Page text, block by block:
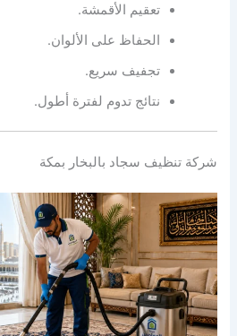
تعقيم الأقمشة.
الحفاظ على الألوان.
تجفيف سريع.
نتائج تدوم لفترة أطول.
شركة تنظيف سجاد بالبخار بمكة